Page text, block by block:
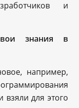
и
знания в
например,
взяли для этого